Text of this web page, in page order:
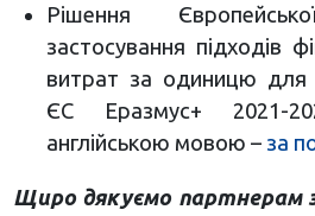
Рішення
застосування підходів
витрат за одиницю для
ЄС Еразмус+ 2021-
англійською мовою – за
Щиро дякуємо партнерам